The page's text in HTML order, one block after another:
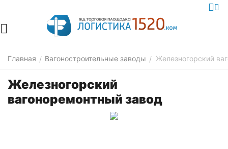
Главная / Вагоностроительные заводы / Железногорский
Железногорский
вагоноремонтный завод